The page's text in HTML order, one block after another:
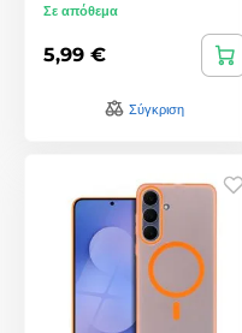
Σε απόθεμα
5,99 €
Σύγκριση